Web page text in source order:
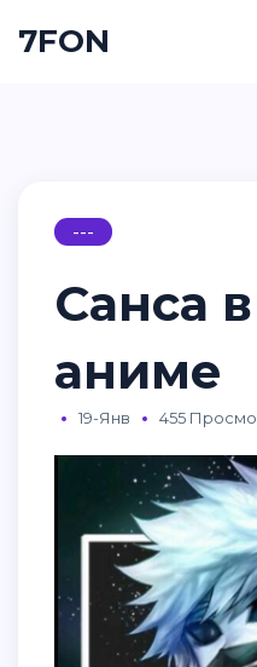
7FON
---
Санса
аниме
19-Янв 455